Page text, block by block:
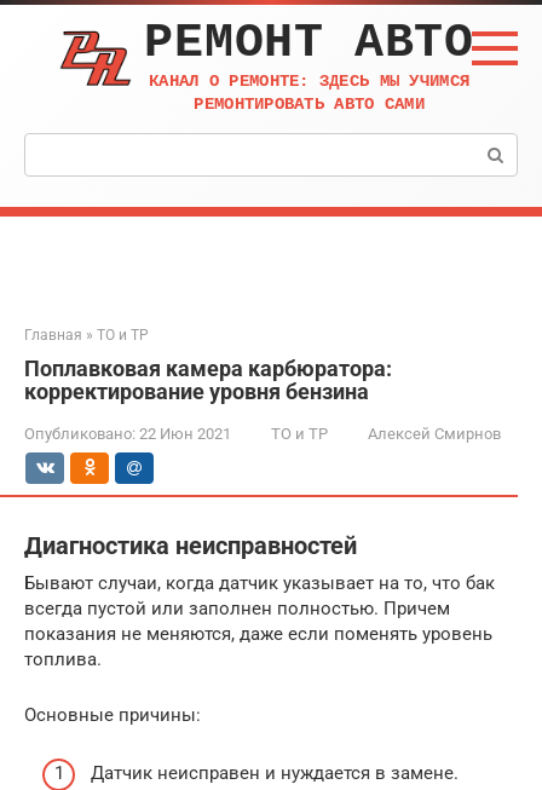
Перейти
контенту
РЕМОНТ АВТО
КАНАЛ О РЕМОНТЕ: ЗДЕСЬ МЫ УЧИМСЯ
РЕМОНТИРОВАТЬ АВТО САМИ
Поиск:
Главная » ТО и ТР
Поплавковая камера карбюратора:
корректирование уровня бензина
Опубликовано: 22 Июн 2021 ТО и ТР Алексей Смирнов
Диагностика неисправностей
Бывают случаи, когда датчик указывает на то, что бак
всегда пустой или заполнен полностью. Причем
показания не меняются, даже если поменять уровень
топлива.
Основные причины:
Датчик неисправен и нуждается в замене.